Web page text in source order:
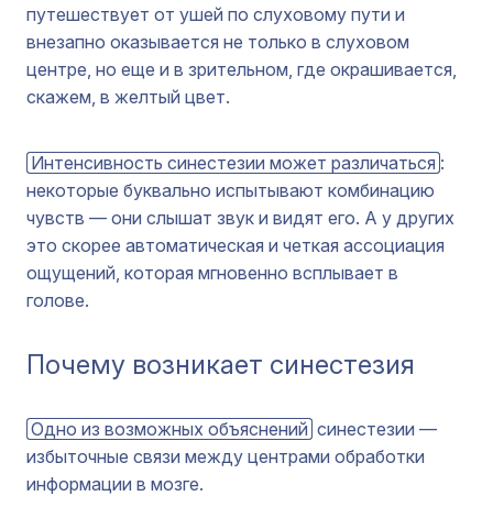
путешествует от ушей по слуховому пути и
внезапно оказывается не только в слуховом
центре, но еще и в зрительном, где окрашивается,
скажем, в желтый цвет.
Интенсивность синестезии может различаться :
некоторые буквально испытывают комбинацию
чувств — они слышат звук и видят его. А у других
это скорее автоматическая и четкая ассоциация
ощущений, которая мгновенно всплывает в
голове.
Почему возникает синестезия
Одно из возможных объяснений синестезии —
избыточные связи между центрами обработки
информации в мозге.